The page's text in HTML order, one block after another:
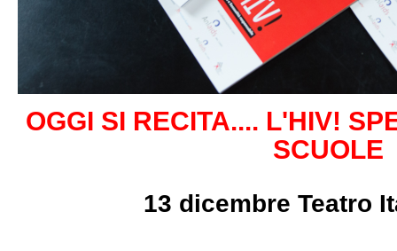
OGGI SI RECITA.... L'HIV!
SCUOLE
13 dicembre Teatro